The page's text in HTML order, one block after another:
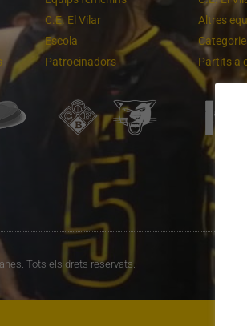
C.E. El Vilar
Escola
Patrocinadors
Altres
Partits a
Acabem lluitant pel primer lloc
Tots els drets reservats.